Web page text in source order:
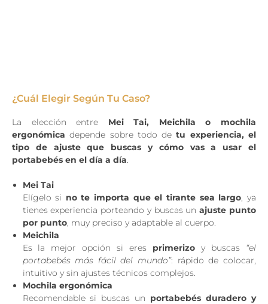
¿Cuál Elegir Según Tu Caso?
La elección entre Mei Tai, Meichila o mochila
ergonómica depende sobre todo detu experiencia, el
tipo de ajuste que buscas y cómo vas a usar el
portabebés en el día a día
Mei Tai
Elígelo si no te importa que el tirante sea largo , ya
tienes experiencia porteando y buscas unajuste punto
por punto, muy preciso y adaptable al cuerpo.
Meichila
Es la mejor opción si eres primerizo y buscas “el
portabebés más fácil del mundo”: rápido de colocar,
intuitivo y sin ajustes técnicos complejos.
Mochila ergonómica
Recomendable si buscas un portabebés duradero y